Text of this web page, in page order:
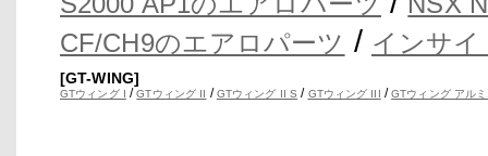
CF/CH9のエアロパーツ / インサ
[GT-WING]
GTウィング I /GTウィング II /GTウィング II S / GTウィング III /GTウィング アル